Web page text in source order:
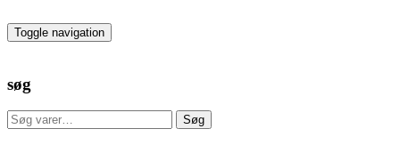
to
the
Toggle navigation
søg
Søg
efter:
Søg